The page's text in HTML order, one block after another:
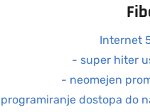
Internet
- super hiter
- neomejen
dostopa do